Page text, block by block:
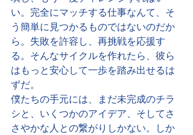
い。完全にマッチする仕事なんて、そ
う簡単に見つかるものではないのだか
ら。失敗を許容し、再挑戦を応援す
る。そんなサイクルを作れたら、彼ら
はもっと安心して一歩を踏み出せるは
ずだ。
僕たちの手元には、まだ未完成のチラ
シと、いくつかのアイデア、そしてさ
さやかな人との繋がりしかない。しか